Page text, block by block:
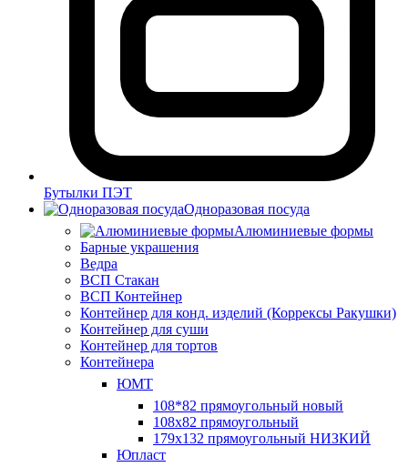
Бутылки ПЭТ
Одноразовая посуда
Алюминиевые формы
Барные украшения
Ведра
ВСП Стакан
ВСП Контейнер
Контейнер для конд. изделий (Коррексы Ракушки)
Контейнер для суши
Контейнер для тортов
Контейнера
ЮМТ
108*82 прямоугольный новый
108х82 прямоугольный
179х132 прямоугольный НИЗКИЙ
Юпласт